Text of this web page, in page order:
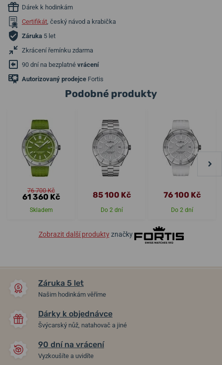
Dárek k hodinkám
Certifikát, český návod a krabička
Záruka 5 let
Zkrácení řemínku zdarma
90 dní na bezplatné vrácení
Autorizovaný prodejce Fortis
Podobné produkty
76 700 Kč
61 360 Kč
Skladem
85 100 Kč
Do 2 dní
76 100 Kč
Do 2 dní
Zobrazit další produktyznačky
Záruka 5 let
Našim hodinkám věříme
Dárky k objednávce
Švýcarský nůž, natahovač a jiné
90 dní na vrácení
Vyzkoušíte a uvidíte